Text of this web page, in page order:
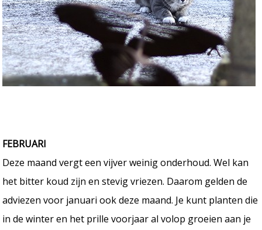
FEBRUARI
Deze maand vergt een vijver weinig onderhoud. Wel kan
het bitter koud zijn en stevig vriezen. Daarom gelden de
adviezen voor januari ook deze maand. Je kunt planten die
in de winter en het prille voorjaar al volop groeien aan je